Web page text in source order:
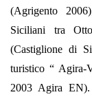
(Agrigento
Siciliani tra
(Castiglione di
turistico “ Agira-
2003 Agira EN).